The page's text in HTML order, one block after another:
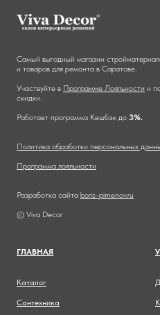
Самый выгодный магазин
и товаров для ремонта в Саратове.
Участвуйте в Программе Лояльности и
скидки.
Работает программа Кешбэк до 3%.
Политика обработки персональных
Программа лояльности
Разработка сайта boris-pimenov.ru
© Viva Decor
ГЛАВНАЯ
Каталог
Сантехника